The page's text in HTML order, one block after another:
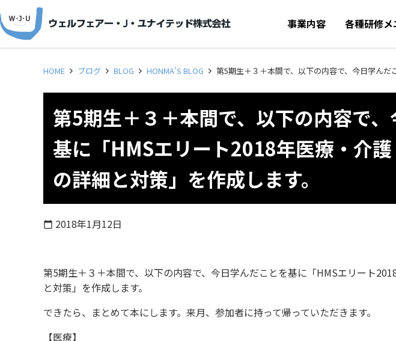
事業内容 各種研修メ
HOME ブログ BLOG HONMA’S BLOG 第5期生＋３＋本間で、以下の内容で、今日学んだ
第5期生＋３＋本間で、以下の内容で
基に「HMSエリート2018年医療・介
の詳細と対策」を作成します。
calendar_today 2018年1月12日
第5期生＋３＋本間で、以下の内容で、今日学んだことを基に「HMSエリート
と対策」を作成します。
できたら、まとめて本にします。来月、参加者に持って帰っていただきます。
【医療】